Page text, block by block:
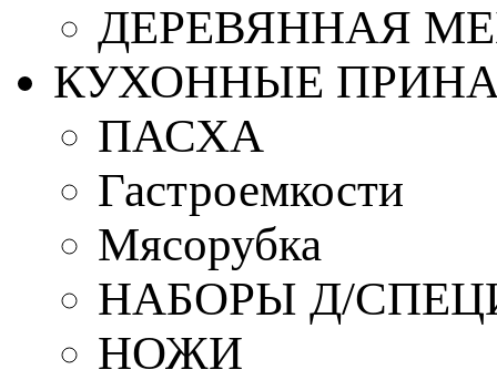
ДЕРЕВЯННАЯ
КУХОННЫЕ
ПАСХА
Гастроемкости
Мясорубка
НАБОРЫ Д/
НОЖИ